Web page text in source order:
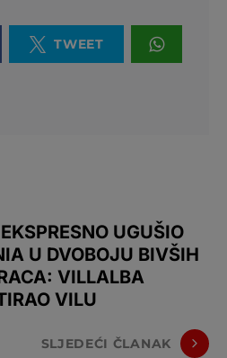
TWEET
UGUŠIO
U DVOBOJU BIVŠIH
VILLALBA
VILU
SLJEDEĆI ČLANAK